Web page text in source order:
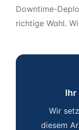
Downtime-
richtige Wahl.
Ihr
Wir
diesem